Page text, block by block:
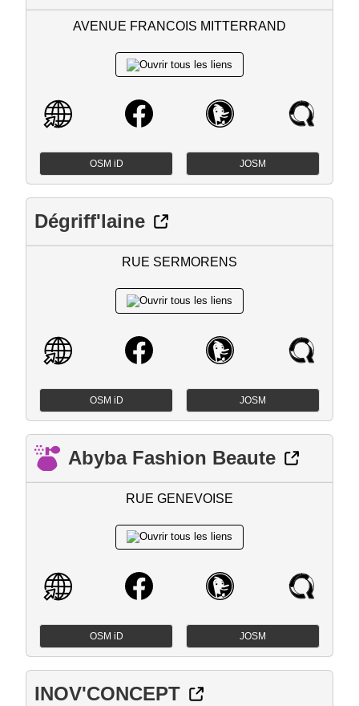
AVENUE FRANCOIS MITTERRAND
OSM iD JOSM
Dégriff'laine
RUE SERMORENS
OSM iD JOSM
Abyba Fashion Beaute
RUE GENEVOISE
OSM iD JOSM
INOV'CONCEPT